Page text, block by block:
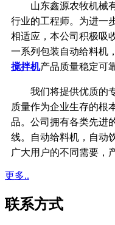
山东鑫源农牧机械有
行业的工程师。为进一
相适应，本公司积极吸
一系列包装自动给料机
搅拌机产品质量稳定可
我们将提供优质的
质量作为企业生存的根
品。公司拥有各类先进
线。
自动给料机，自动
广大用户的不同需要，
更多..
联系方式